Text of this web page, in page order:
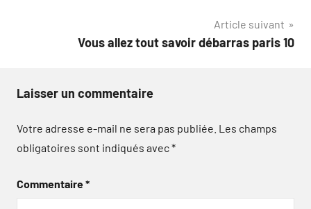
Article suivant
Vous allez tout savoir débarras paris 10
Laisser un commentaire
Votre adresse e-mail ne sera pas publiée. Les champs
obligatoires sont indiqués avec*
Commentaire*